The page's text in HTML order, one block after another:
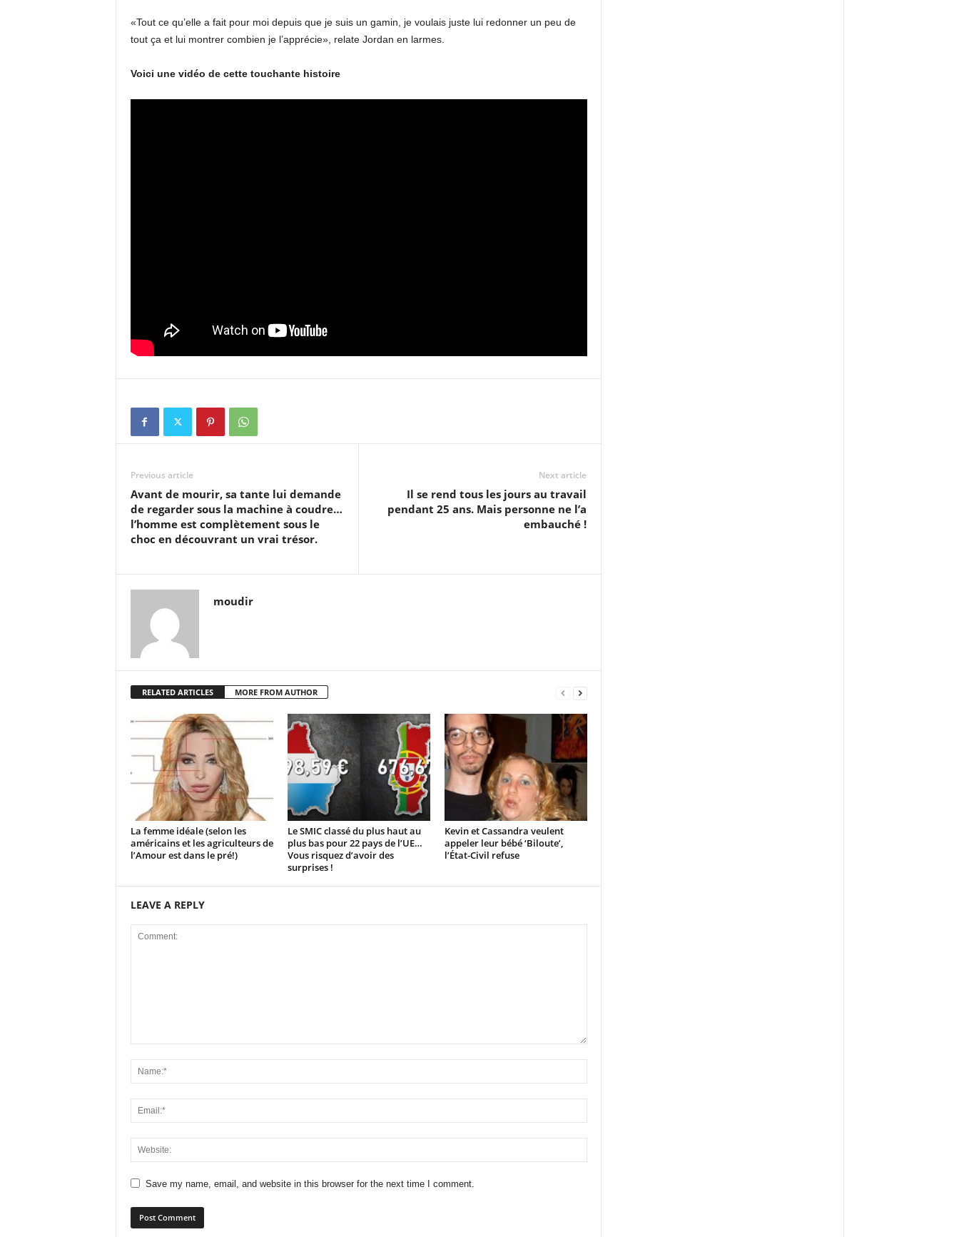
«Tout ce qu’elle a fait pour moi depuis que je suis un gamin, je voulais juste lui redonner un peu de
tout ça et lui montrer combien je l’apprécie», relate Jordan en larmes.
Voici une vidéo de cette touchante histoire
Previous article
Avant de mourir, sa tante lui demande
de regarder sous la machine à coudre…
l’homme est complètement sous le
choc en découvrant un vrai trésor.
Next article
Il se rend tous les jours au travail
pendant 25 ans. Mais personne ne l’a
embauché !
moudir
RELATED ARTICLES MORE FROM AUTHOR
La femme idéale (selon les
américains et les agriculteurs de
l’Amour est dans le pré!)
Le SMIC classé du plus haut au
plus bas pour 22 pays de l’UE…
Vous risquez d’avoir des
surprises !
Kevin et Cassandra veulent
appeler leur bébé ‘Biloute’,
l’État-Civil refuse
LEAVE A REPLY
Save my name, email, and website in this browser for the next time I comment.